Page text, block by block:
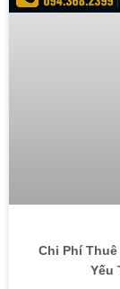
Chi Phí
Yếu